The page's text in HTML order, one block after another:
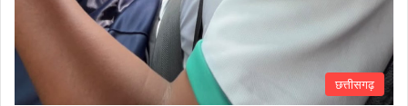
छत्तीसगढ़